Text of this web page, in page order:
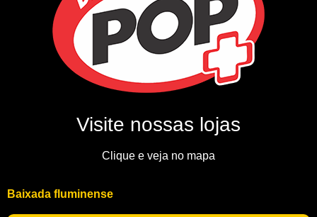
Visite nossas lojas
Clique e veja no mapa
Baixada fluminense